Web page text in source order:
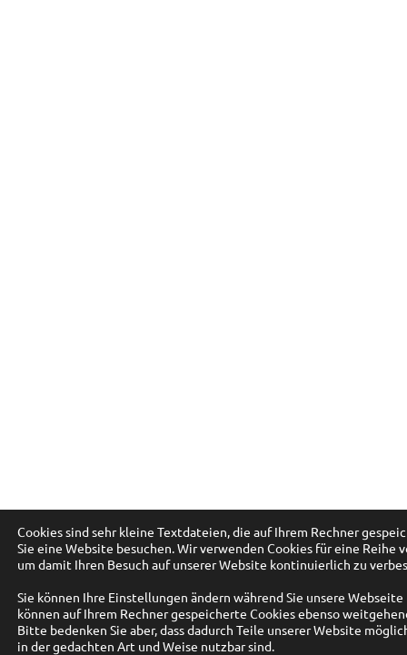
Cookies sind sehr kleine Textdateien, die auf Ihrem Rechner
Sie eine Website besuchen. Wir verwenden Cookies für eine Reihe
um damit Ihren Besuch auf unserer Website kontinuierlich zu
Sie können Ihre Einstellungen ändern während Sie unsere Webseite
können auf Ihrem Rechner gespeicherte Cookies ebenso
Bitte bedenken Sie aber, dass dadurch Teile unserer Website
in der gedachten Art und Weise nutzbar sind.